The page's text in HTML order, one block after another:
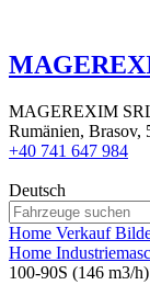
MAGEREXIM
Rumänien, Brasov,
+40 741 647 984
Deutsch
Home Verkauf
Home
100-90S (146 m3/